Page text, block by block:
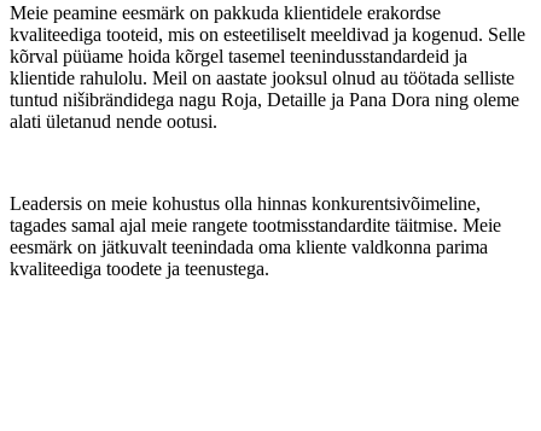
Meie peamine eesmärk on pakkuda klientidele erakordse
kvaliteediga tooteid, mis on esteetiliselt meeldivad ja kogenud. Selle
kõrval püüame hoida kõrgel tasemel teenindusstandardeid ja
klientide rahulolu. Meil on aastate jooksul olnud au töötada selliste
tuntud nišibrändidega nagu Roja, Detaille ja Pana Dora ning oleme
alati ületanud nende ootusi.
Leadersis on meie kohustus olla hinnas konkurentsivõimeline,
tagades samal ajal meie rangete tootmisstandardite täitmise. Meie
eesmärk on jätkuvalt teenindada oma kliente valdkonna parima
kvaliteediga toodete ja teenustega.